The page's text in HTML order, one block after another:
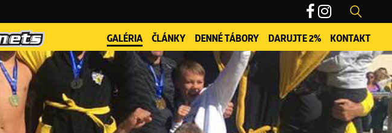
GALÉRIA ČLÁNKY DENNÉ TÁBORY DARUJTE 2% KONTAKT